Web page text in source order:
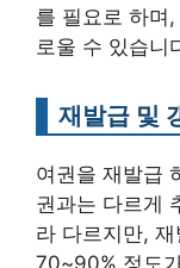
를 필요로 하며
로울 수 있습니
재발급 및
여권을 재발급
권과는 다르게
라 다르지만,
70~90% 정도